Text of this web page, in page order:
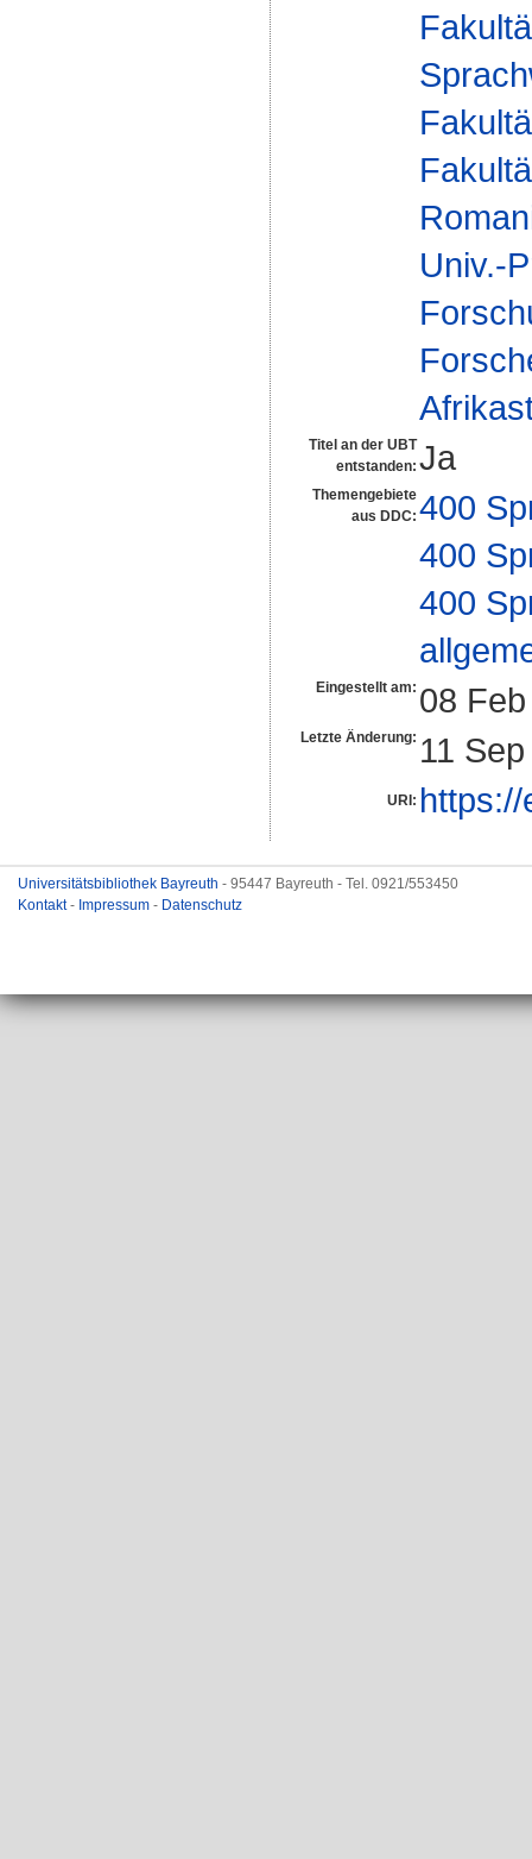
Univ.-
Titel an der UBT
entstanden: Ja
Themengebiete
aus DDC: 400
400
400
Eingestellt am: 08
Letzte Änderung: 11
URI:
Universitätsbibliothek Bayreuth - 95447 Bayreuth - Tel. 0921/553450
Kontakt- Impressum - Datenschutz